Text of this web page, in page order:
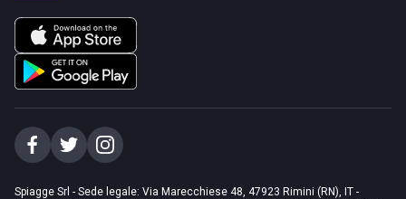
Spiagge Srl - Sede legale: Via Marecchiese 48, 47923 Rimini (RN), IT -